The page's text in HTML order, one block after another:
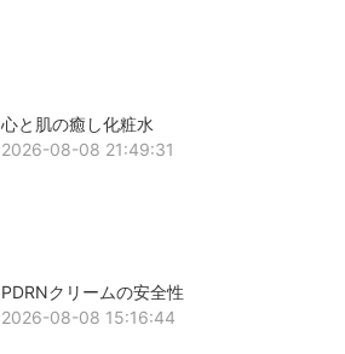
心と肌の癒し化粧水
2026-08-08 21:49:31
PDRNクリームの安全性
2026-08-08 15:16:44